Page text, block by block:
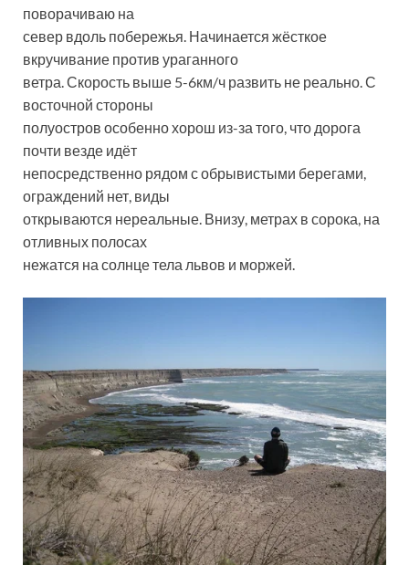
поворачиваю на
север вдоль побережья. Начинается жёсткое
вкручивание против ураганного
ветра. Скорость выше 5-6км/ч развить не реально. С
восточной стороны
полуостров особенно хорош из-за того, что дорога
почти везде идёт
непосредственно рядом с обрывистыми берегами,
ограждений нет, виды
открываются нереальные. Внизу, метрах в сорока, на
отливных полосах
нежатся на солнце тела львов и моржей.